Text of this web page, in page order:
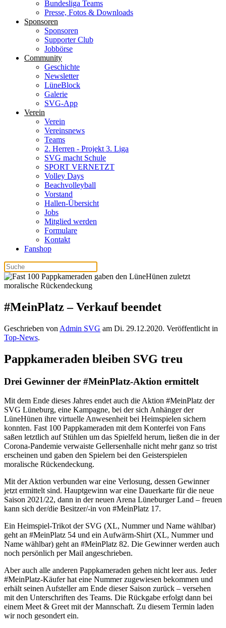
Bundesliga Teams
Presse, Fotos & Downloads
Sponsoren
Sponsoren
Supporter Club
Jobbörse
Community
Geschichte
Newsletter
LüneBlock
Galerie
SVG-App
Verein
Verein
Vereinsnews
Teams
2. Herren - Projekt 3. Liga
SVG macht Schule
SPORT VERNETZT
Volley Days
Beachvolleyball
Vorstand
Hallen-Übersicht
Jobs
Mitglied werden
Formulare
Kontakt
Fanshop
#MeinPlatz – Verkauf beendet
Geschrieben von Admin SVG am Di. 29.12.2020. Veröffentlicht in
Top-News.
Pappkameraden bleiben SVG treu
Drei Gewinner der #MeinPlatz-Aktion ermittelt
Mit dem Ende dieses Jahres endet auch die Aktion #MeinPlatz der
SVG Lüneburg, eine Kampagne, bei der sich Anhänger der
LüneHünen ihre virtuelle Anwesenheit bei Heimspielen sichern
konnten. Fast 100 Pappkameraden mit dem Konterfei von Fans
saßen letztlich auf Stühlen um das Spielfeld herum, ließen die in der
Corona-Pandemie verwaiste Gellersenhalle nicht mehr ganz so trist
erscheinen und gaben den Spielern bei den Geisterspielen
moralische Rückendeckung.
Mit der Aktion verbunden war eine Verlosung, dessen Gewinner
jetzt ermittelt sind. Hauptgewinn war eine Dauerkarte für die neue
Saison 2021/22, dann in der neuen Arena Lüneburger Land – freuen
kann sich der/die Besitzer/-in von #MeinPlatz 17.
Ein Heimspiel-Trikot der SVG (XL, Nummer und Name wählbar)
geht an #MeinPlatz 54 und ein Aufwärm-Shirt (XL, Nummer und
Name wählbar) geht an #MeinPlatz 82. Die Gewinner werden auch
noch persönlich per Mail angeschrieben.
Aber auch alle anderen Pappkameraden gehen nicht leer aus. Jeder
#MeinPlatz-Käufer hat eine Nummer zugewiesen bekommen und
erhält seinen Aufsteller am Ende dieser Saison zurück – versehen
mit den Unterschriften des Teams. Die Rückgabe erfolgt dann bei
einem Meet & Greet mit der Mannschaft. Zu diesem Termin laden
wir noch gesondert ein.